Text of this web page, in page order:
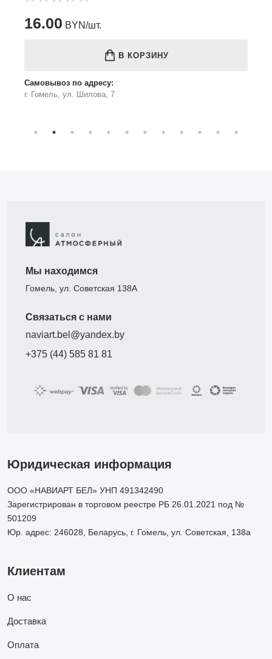
16.00 BYN/шт.
В КОРЗИНУ
Самовывоз по адресу:
г. Гомель, ул. Шилова, 7
Мы находимся
Гомель, ул. Советская 138А
Связаться с нами
naviart.bel@yandex.by
+375 (44) 585 81 81
Юридическая информация
ООО «НАВИАРТ БЕЛ» УНП 491342490
Зарегистрирован в торговом реестре РБ 26.01.2021 под №
501209
Юр. адрес: 246028, Беларусь, г. Гомель, ул. Советская, 138а
Клиентам
О нас
Доставка
Оплата